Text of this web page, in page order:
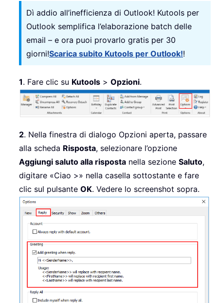
Dì addio all’inefficienza di Outlook! Kutools per
Outlook semplifica l’elaborazione batch delle
email – e ora puoi provarlo gratis per 30
giorni!Scarica subito Kutools per Outlook!!
1. Fare clic su Kutools > Opzioni.
2. Nella finestra di dialogo Opzioni aperta, passare
alla scheda Risposta, selezionare l’opzione
Aggiungi saluto alla risposta nella sezione Saluto,
digitare «Ciao >» nella casella sottostante e fare
clic sul pulsante OK. Vedere lo screenshot sopra.